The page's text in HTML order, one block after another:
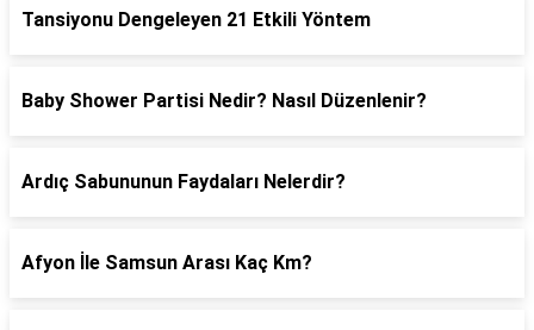
Tansiyonu Dengeleyen 21 Etkili Yöntem
Baby Shower Partisi Nedir? Nasıl Düzenlenir?
Ardıç Sabununun Faydaları Nelerdir?
Afyon İle Samsun Arası Kaç Km?